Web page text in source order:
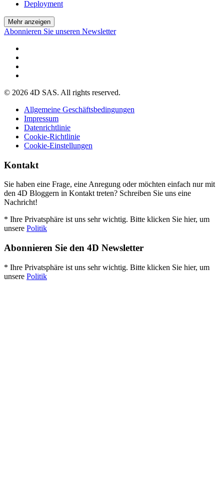
Deployment
Mehr anzeigen
Abonnieren Sie unseren Newsletter
© 2026 4D SAS. All rights reserved.
Allgemeine Geschäftsbedingungen
Impressum
Datenrichtlinie
Cookie-Richtlinie
Cookie-Einstellungen
Kontakt
Sie haben eine Frage, eine Anregung oder möchten einfach nur mit
den 4D Bloggern in Kontakt treten? Schreiben Sie uns eine
Nachricht!
* Ihre Privatsphäre ist uns sehr wichtig. Bitte klicken Sie hier, um
unsere Politik
Abonnieren Sie den 4D Newsletter
* Ihre Privatsphäre ist uns sehr wichtig. Bitte klicken Sie hier, um
unsere Politik